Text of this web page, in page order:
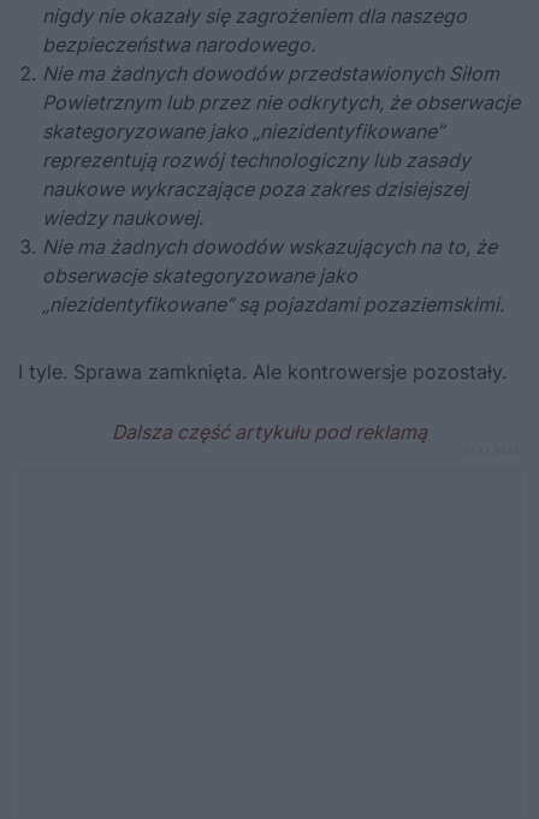
nigdy nie okazały się zagrożeniem dla naszego
bezpieczeństwa narodowego.
Nie ma żadnych dowodów przedstawionych Siłom
Powietrznym lub przez nie odkrytych, że obserwacje
skategoryzowane jako „niezidentyfikowane”
reprezentują rozwój technologiczny lub zasady
naukowe wykraczające poza zakres dzisiejszej
wiedzy naukowej.
Nie ma żadnych dowodów wskazujących na to, że
obserwacje skategoryzowane jako
„niezidentyfikowane” są pojazdami pozaziemskimi.
I tyle. Sprawa zamknięta. Ale kontrowersje pozostały.